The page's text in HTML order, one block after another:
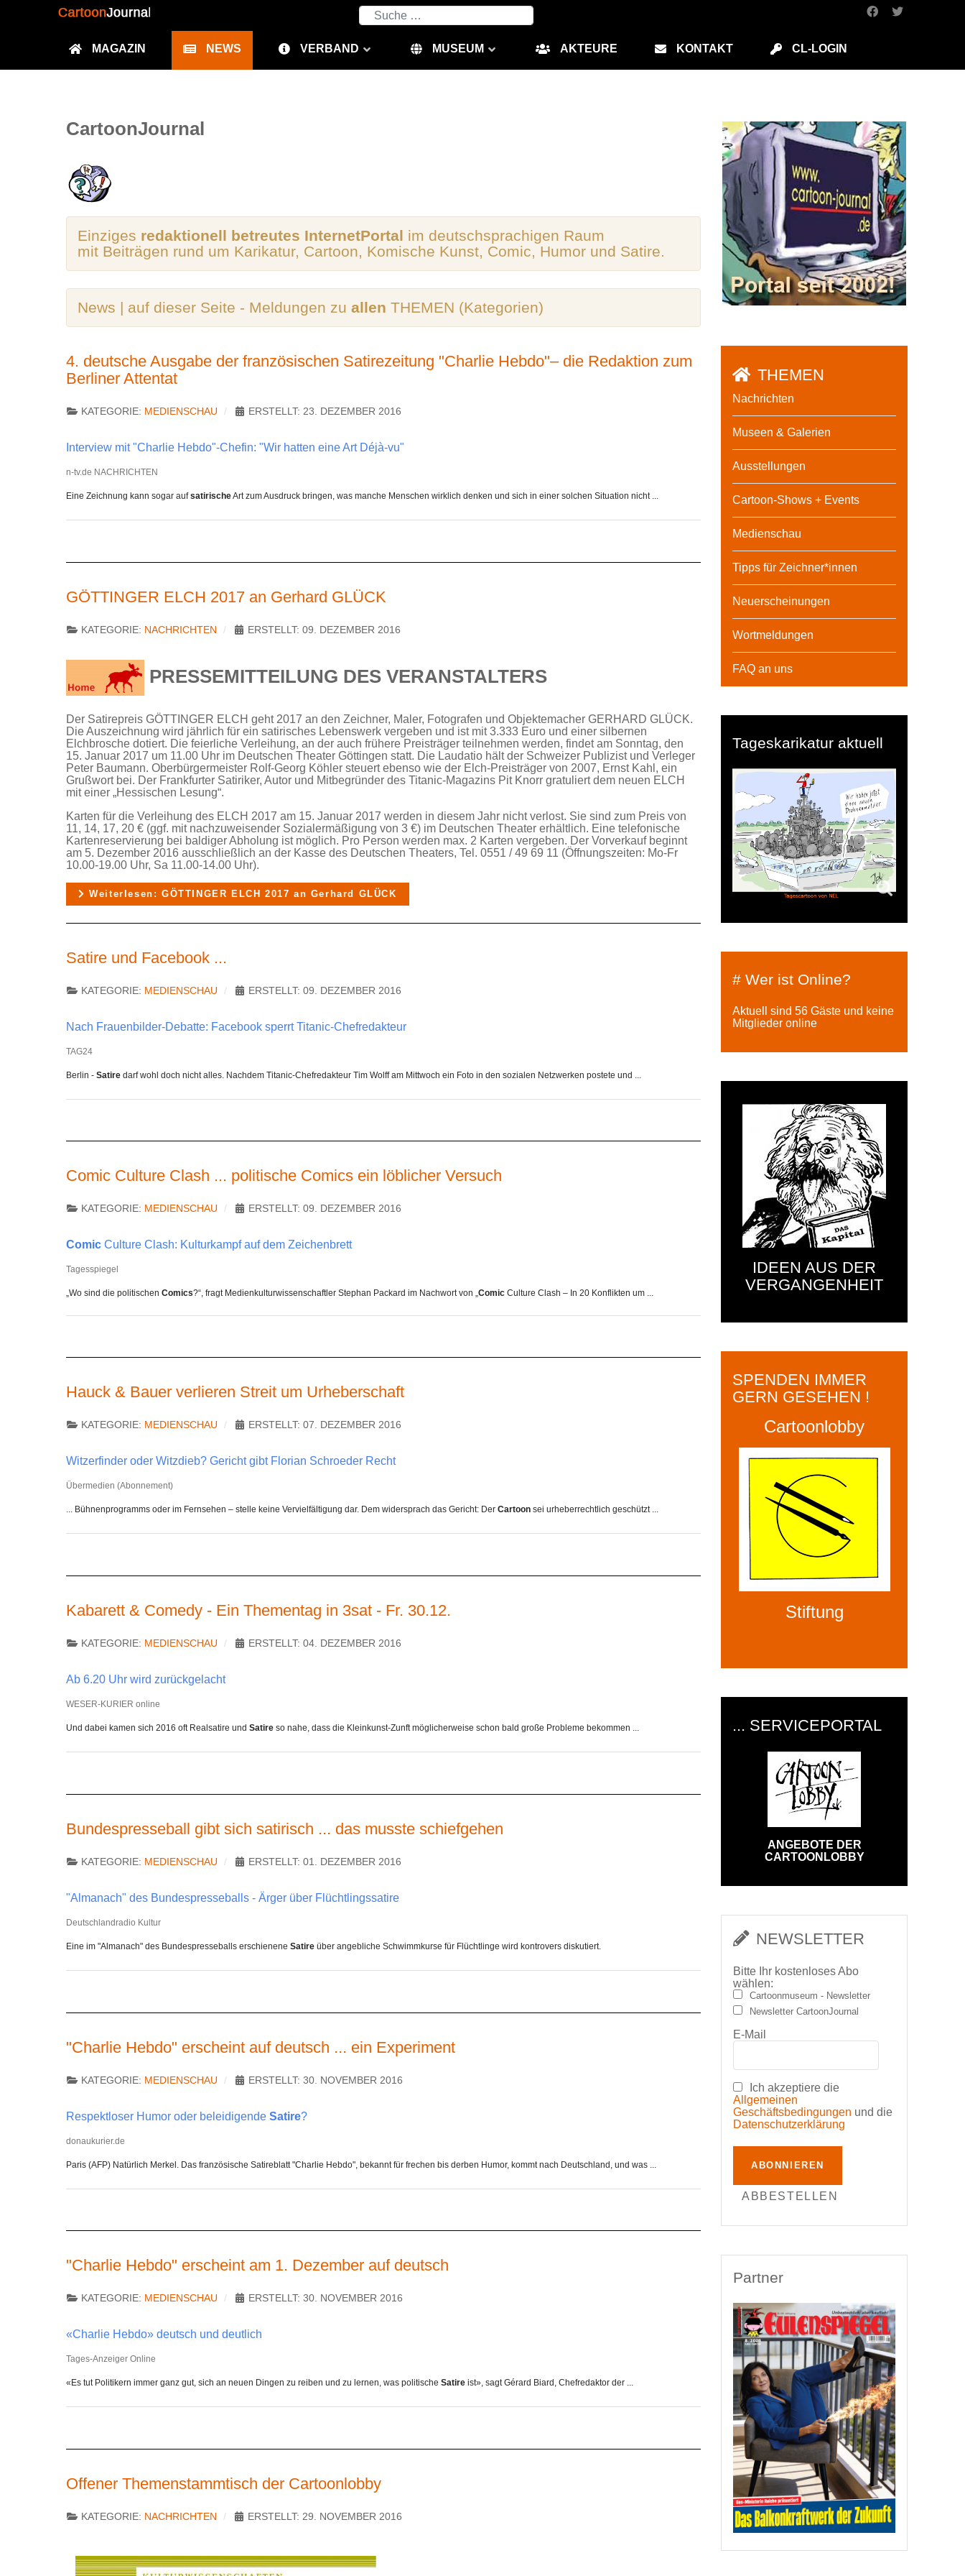
Suchen
MAGAZIN NEWS VERBAND MUSEUM AKTEURE KONTAKT CL-LOGIN
CartoonJournal
Einziges redaktionell betreutes InternetPortal im deutschsprachigen Raum
mit Beiträgen rund um Karikatur, Cartoon, Komische Kunst, Comic, Humor und Satire.
News | auf dieser Seite - Meldungen zu allen THEMEN (Kategorien)
4. deutsche Ausgabe der französischen Satirezeitung "Charlie Hebdo"– die Redaktion zum
Berliner Attentat
KATEGORIE: MEDIENSCHAU ERSTELLT: 23. DEZEMBER 2016
Interview mit "Charlie Hebdo"-Chefin: "Wir hatten eine Art Déjà-vu"
n-tv.de NACHRICHTEN
Eine Zeichnung kann sogar aufsatirischeArt zum Ausdruck bringen, was manche Menschen wirklich denken und sich in einer solchen Situation nicht ...
GÖTTINGER ELCH 2017 an Gerhard GLÜCK
KATEGORIE: NACHRICHTEN ERSTELLT: 09. DEZEMBER 2016
PRESSEMITTEILUNG DES VERANSTALTERS
Der Satirepreis GÖTTINGER ELCH geht 2017 an den Zeichner, Maler, Fotografen und Objektemacher GERHARD GLÜCK.
Die Auszeichnung wird jährlich für ein satirisches Lebenswerk vergeben und ist mit 3.333 Euro und einer silbernen
Elchbrosche dotiert. Die feierliche Verleihung, an der auch frühere Preisträger teilnehmen werden, findet am Sonntag, den
15. Januar 2017 um 11.00 Uhr im Deutschen Theater Göttingen statt. Die Laudatio hält der Schweizer Publizist und Verleger
Peter Baumann. Oberbürgermeister Rolf-Georg Köhler steuert ebenso wie der Elch-Preisträger von 2007, Ernst Kahl, ein
Grußwort bei. Der Frankfurter Satiriker, Autor und Mitbegründer des Titanic-Magazins Pit Knorr gratuliert dem neuen ELCH
mit einer „Hessischen Lesung“.
Karten für die Verleihung des ELCH 2017 am 15. Januar 2017 werden in diesem Jahr nicht verlost. Sie sind zum Preis von
11, 14, 17, 20 € (ggf. mit nachzuweisender Sozialermäßigung von 3 €) im Deutschen Theater erhältlich. Eine telefonische
Kartenreservierung bei baldiger Abholung ist möglich. Pro Person werden max. 2 Karten vergeben. Der Vorverkauf beginnt
am 5. Dezember 2016 ausschließlich an der Kasse des Deutschen Theaters, Tel. 0551 / 49 69 11 (Öffnungszeiten: Mo-Fr
10.00-19.00 Uhr, Sa 11.00-14.00 Uhr).
Weiterlesen: GÖTTINGER ELCH 2017 an Gerhard GLÜCK
Satire und Facebook ...
KATEGORIE: MEDIENSCHAU ERSTELLT: 09. DEZEMBER 2016
Nach Frauenbilder-Debatte: Facebook sperrt Titanic-Chefredakteur
TAG24
Berlin - Satire darf wohl doch nicht alles. Nachdem Titanic-Chefredakteur Tim Wolff am Mittwoch ein Foto in den sozialen Netzwerken postete und ...
Comic Culture Clash ... politische Comics ein löblicher Versuch
KATEGORIE: MEDIENSCHAU ERSTELLT: 09. DEZEMBER 2016
Comic Culture Clash: Kulturkampf auf dem Zeichenbrett
Tagesspiegel
„Wo sind die politischen Comics?“, fragt Medienkulturwissenschaftler Stephan Packard im Nachwort von „Comic Culture Clash – In 20 Konflikten um ...
Hauck & Bauer verlieren Streit um Urheberschaft
KATEGORIE: MEDIENSCHAU ERSTELLT: 07. DEZEMBER 2016
Witzerfinder oder Witzdieb? Gericht gibt Florian Schroeder Recht
Übermedien (Abonnement)
... Bühnenprogramms oder im Fernsehen – stelle keine Vervielfältigung dar. Dem widersprach das Gericht: Der Cartoon sei urheberrechtlich geschützt ...
Kabarett & Comedy - Ein Thementag in 3sat - Fr. 30.12.
KATEGORIE: MEDIENSCHAU ERSTELLT: 04. DEZEMBER 2016
Ab 6.20 Uhr wird zurückgelacht
WESER-KURIER online
Und dabei kamen sich 2016 oft Realsatire und Satire so nahe, dass die Kleinkunst-Zunft möglicherweise schon bald große Probleme bekommen ...
Bundespresseball gibt sich satirisch ... das musste schiefgehen
KATEGORIE: MEDIENSCHAU ERSTELLT: 01. DEZEMBER 2016
"Almanach" des Bundespresseballs - Ärger über Flüchtlingssatire
Deutschlandradio Kultur
Eine im "Almanach" des Bundespresseballs erschienene Satire über angebliche Schwimmkurse für Flüchtlinge wird kontrovers diskutiert.
"Charlie Hebdo" erscheint auf deutsch ... ein Experiment
KATEGORIE: MEDIENSCHAU ERSTELLT: 30. NOVEMBER 2016
Respektloser Humor oder beleidigende Satire?
donaukurier.de
Paris (AFP) Natürlich Merkel. Das französische Satireblatt "Charlie Hebdo", bekannt für frechen bis derben Humor, kommt nach Deutschland, und was ...
"Charlie Hebdo" erscheint am 1. Dezember auf deutsch
KATEGORIE: MEDIENSCHAU ERSTELLT: 30. NOVEMBER 2016
«Charlie Hebdo» deutsch und deutlich
Tages-Anzeiger Online
«Es tut Politikern immer ganz gut, sich an neuen Dingen zu reiben und zu lernen, was politische Satire ist», sagt Gérard Biard, Chefredaktor der ...
Offener Themenstammtisch der Cartoonlobby
KATEGORIE: NACHRICHTEN ERSTELLT: 29. NOVEMBER 2016
THEMEN
Nachrichten
Museen & Galerien
Ausstellungen
Cartoon-Shows + Events
Medienschau
Tipps für Zeichner*innen
Neuerscheinungen
Wortmeldungen
FAQ an uns
Tageskarikatur aktuell
# Wer ist Online?
Aktuell sind 56 Gäste und keine
Mitglieder online
IDEEN AUS DER
VERGANGENHEIT
SPENDEN IMMER
GERN GESEHEN !
Cartoonlobby
Stiftung
... SERVICEPORTAL
ANGEBOTE DER
CARTOONLOBBY
NEWSLETTER
Bitte Ihr kostenloses Abo
wählen:
Cartoonmuseum - Newsletter
Newsletter CartoonJournal
E-Mail
Ich akzeptiere die
Allgemeinen
Geschäftsbedingungen und die
Datenschutzerklärung
ABONNIEREN
ABBESTELLEN
Partner